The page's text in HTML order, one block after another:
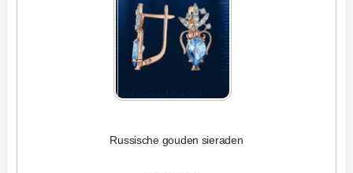
Russische gouden sieraden